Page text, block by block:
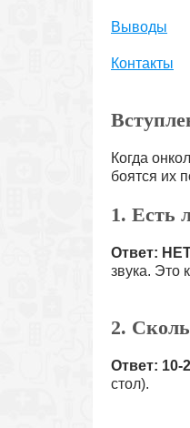
Выводы
Контакты
Когда
боятся их
1. Есть
Ответ:
звука. Это
2.
Ответ: 10-
стол).